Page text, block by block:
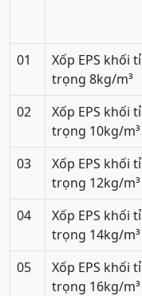
01
Xốp EPS khối tỉ
trọng 8kg/m³
02
Xốp EPS khối tỉ
trọng 10kg/m³
03
Xốp EPS khối tỉ
trọng 12kg/m³
04
Xốp EPS khối tỉ
trọng 14kg/m³
05
Xốp EPS khối tỉ
trọng 16kg/m³